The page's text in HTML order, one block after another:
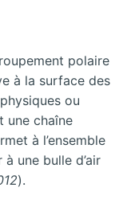
polaire
à la surface des
ou
une chaîne
à l’ensemble
une bulle d’air
).